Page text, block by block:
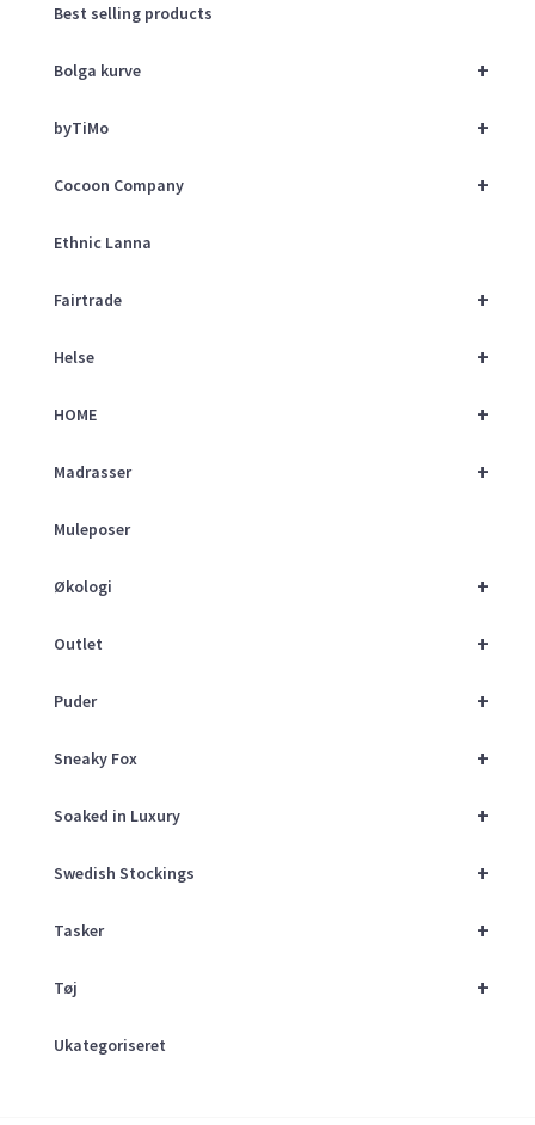
Best selling products
+
Bolga kurve
+
byTiMo
+
Cocoon Company
Ethnic Lanna
+
Fairtrade
+
Helse
+
HOME
+
Madrasser
Muleposer
+
Økologi
+
Outlet
+
Puder
+
Sneaky Fox
+
Soaked in Luxury
+
Swedish Stockings
+
Tasker
+
Tøj
Ukategoriseret